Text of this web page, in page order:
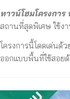
ทาวน์โฮมโครงกา
สถานที่สุดพิเศษ ใช้ง
โครงการนี้โดดเด่นด้
ออกแบบพื้นที่ใช้สอย